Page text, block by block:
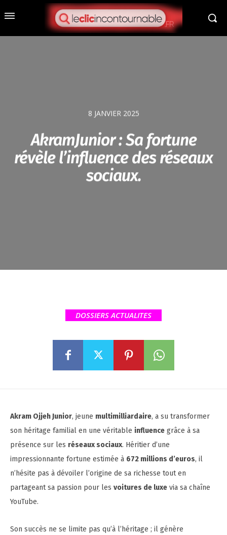
8 JANVIER 2025
AkramJunior : Sa fortune
révèle l’influence des réseaux
sociaux.
DOSSIERS ACTUALITES
Akram Ojjeh Junior, jeune multimilliardaire, a su transformer
son héritage familial en une véritable influence grâce à sa
présence sur les réseaux sociaux. Héritier d’une
impressionnante fortune estimée à 672 millions d’euros, il
n’hésite pas à dévoiler l’origine de sa richesse tout en
partageant sa passion pour les voitures de luxe via sa chaîne
YouTube.
Son succès ne se limite pas qu’à l’héritage ; il génère